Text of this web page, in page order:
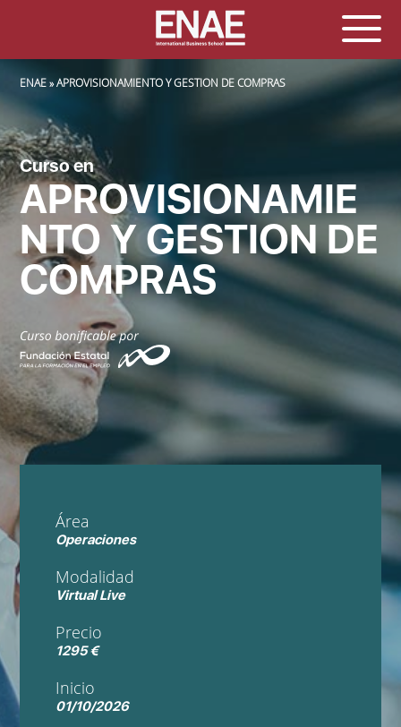
SOBRESCRIBIR ENLACES DE AYUDA A LA NAVEGACIÓN
ENAE APROVISIONAMIENTO Y GESTION DE COMPRAS
Curso en
APROVISIONAMIE
NTO Y GESTION DE
COMPRAS
Área
Operaciones
Modalidad
Virtual Live
Precio
1295 €
Inicio
01/10/2026